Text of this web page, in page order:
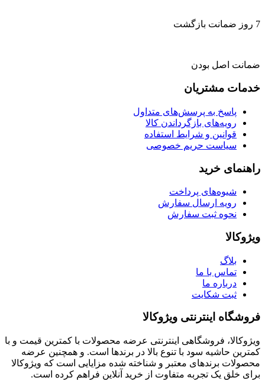
7 روز ضمانت بازگشت
ضمانت اصل بودن
خدمات مشتریان
پاسخ به پرسش‌های متداول
رویه‌های بازگرداندن کالا
قوانین و شرایط استفاده
سیاست حریم خصوصی
راهنمای خرید
شیوه‌های پرداخت
رویه ارسال سفارش
نحوه ثبت سفارش
ویژوکالا
بلاگ
تماس با ما
درباره ما
ثبت شکایت
فروشگاه اینترنتی ویژوکالا
ویژوکالا، فروشگاهی اینترنتی عرضه محصولات با کمترین قیمت و با
کمترین حاشیه سود با تنوع بالا در برندها است. و همچنین عرضه
محصولات برندهای معتبر و شناخته شده مزایایی است که ویژوکالا
برای خلق یک تجربه متفاوت از خرید آنلاین فراهم کرده است.